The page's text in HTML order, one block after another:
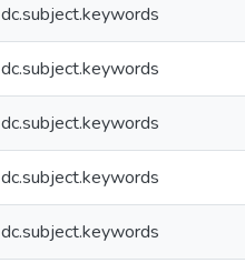
dc.subject.keywords
dc.subject.keywords
dc.subject.keywords
dc.subject.keywords
dc.subject.keywords